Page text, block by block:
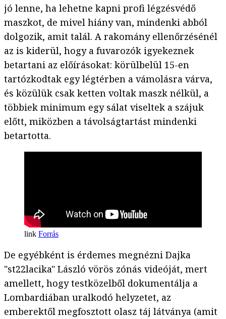
jó lenne, ha lehetne kapni profi légzésvédő
maszkot, de mivel hiány van, mindenki abból
dolgozik, amit talál. A rakomány ellenőrzésénél
az is kiderül, hogy a fuvarozók igyekeznek
betartani az előírásokat: körülbelül 15-en
tartózkodtak egy légtérben a vámolásra várva,
és közülük csak ketten voltak maszk nélkül, a
többiek minimum egy sálat viseltek a szájuk
előtt, miközben a távolságtartást mindenki
betartotta.
Forrás
De egyébként is érdemes megnézni Dajka
"st22lacika" László vörös zónás videóját, mert
amellett, hogy testközelből dokumentálja a
Lombardiában uralkodó helyzetet, az
emberektől megfosztott olasz táj látványa (amit